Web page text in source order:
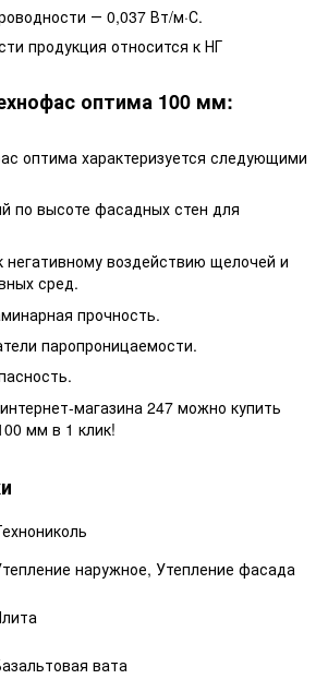
― 0,037 Вт/м·С.
продукция относится к НГ
оптима 100 мм:
оптима характеризуется следующими
по высоте фасадных стен для
негативному воздействию щелочей и
сред.
прочность.
паропроницаемости.
магазина 247 можно купить
мм в 1 клик!
наружное, Утепление фасада
вата